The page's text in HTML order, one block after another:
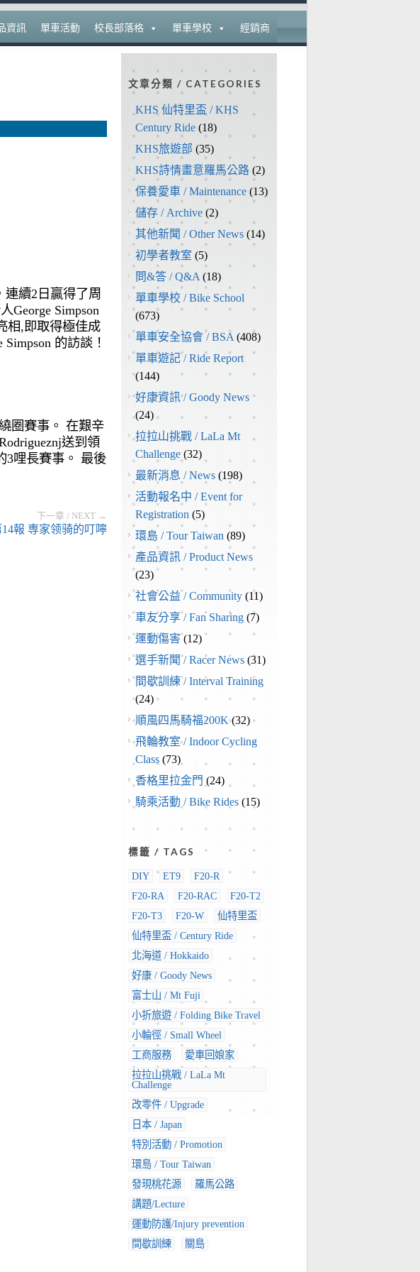
資訊 單車活動 校長部落格 單車學校 經銷商
連續2日贏得了周
George Simpson
相,即取得極佳成
Simpson 的訪談！
圈賽事。 在艱辛
送到領
3哩長賽事。 最後
下一章 / NEXT →
報 専家领骑的叮嚀
文章分類 / CATEGORIES
KHS 仙特里盃 / KHS
Century Ride (18)
KHS旅遊部 (35)
KHS詩情畫意羅馬公路 (2)
保養愛車 / Maintenance (13)
儲存 / Archive (2)
其他新聞 / Other News (14)
初學者教室 (5)
問&答 / Q&A (18)
單車學校 / Bike School
(673)
單車安全協會 / BSA (408)
單車遊記 / Ride Report
(144)
好康資訊 / Goody News
(24)
拉拉山挑戰 / LaLa Mt
Challenge (32)
最新消息 / News (198)
活動報名中 / Event for
Registration (5)
環島 / Tour Taiwan (89)
產品資訊 / Product News
(23)
社會公益 / Community (11)
車友分享 / Fan Sharing (7)
運動傷害(12)
選手新聞 / Racer News (31)
間歇訓練 / Interval Training
(24)
順風四馬騎福200K(32)
飛輪教室 / Indoor Cycling
Class (73)
香格里拉金門 (24)
騎乘活動 / Bike Rides (15)
標籤 / TAGS
DIY ET9
F20-R
F20-RA
F20-RAC
F20-T2
F20-T3
F20-W
仙特里盃
仙特里盃 / Century Ride
北海道 / Hokkaido
好康 / Goody News
富士山 / Mt Fuji
小折旅遊 / Folding Bike Travel
小輪徑 / Small Wheel
工商服務
愛車回娘家
拉拉山挑戰 / LaLa Mt
Challenge
改零件 / Upgrade
日本 / Japan
特別活動 / Promotion
環島 / Tour Taiwan
發現桃花源
羅馬公路
講題/Lecture
運動防護/Injury prevention
間歇訓練
關島